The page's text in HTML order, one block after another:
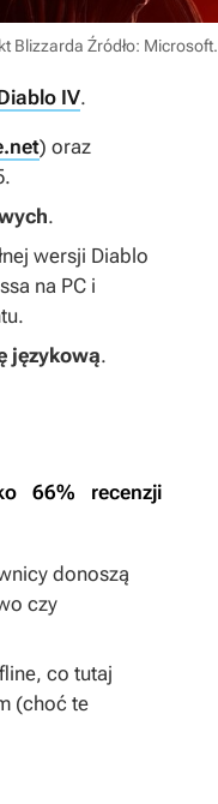
Blizzarda Źródło: Microsoft.
IV.
) oraz
.
wersji Diablo
na PC i
językową.
66% recenzji
donoszą
czy
co tutaj
(choć te